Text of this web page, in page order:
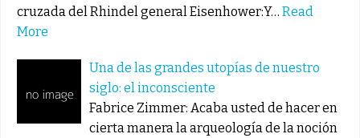
cruzada del Rhindel general Eisenhower:Y… Read
More
Una de las grandes utopías de nuestro
siglo: el inconsciente
Fabrice Zimmer: Acaba usted de hacer en
cierta manera la arqueología de la noción